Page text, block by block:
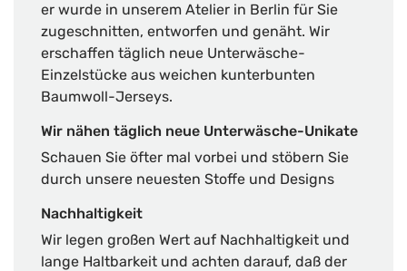
er wurde in unserem Atelier in Berlin für Sie
zugeschnitten, entworfen und genäht. Wir
erschaffen täglich neue Unterwäsche-
Einzelstücke aus weichen kunterbunten
Baumwoll-Jerseys.
Wir nähen täglich neue Unterwäsche-Unikate
Schauen Sie öfter mal vorbei und stöbern Sie
durch unsere neuesten Stoffe und Designs
Nachhaltigkeit
Wir legen großen Wert auf Nachhaltigkeit und
lange Haltbarkeit und achten darauf, daß der